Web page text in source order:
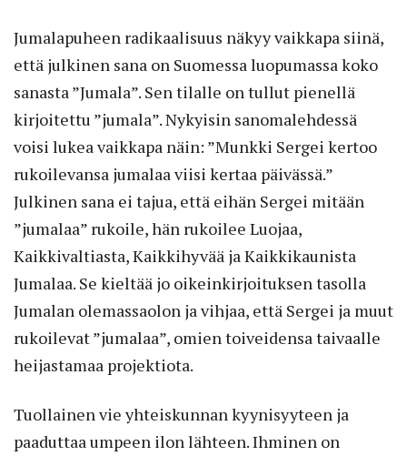
Jumalapuheen radikaalisuus näkyy vaikkapa siinä,
että julkinen sana on Suomessa luopumassa koko
sanasta ”Jumala”. Sen tilalle on tullut pienellä
kirjoitettu ”jumala”. Nykyisin sanomalehdessä
voisi lukea vaikkapa näin: ”Munkki Sergei kertoo
rukoilevansa jumalaa viisi kertaa päivässä.”
Julkinen sana ei tajua, että eihän Sergei mitään
”jumalaa” rukoile, hän rukoilee Luojaa,
Kaikkivaltiasta, Kaikkihyvää ja Kaikkikaunista
Jumalaa. Se kieltää jo oikeinkirjoituksen tasolla
Jumalan olemassaolon ja vihjaa, että Sergei ja muut
rukoilevat ”jumalaa”, omien toiveidensa taivaalle
heijastamaa projektiota.
Tuollainen vie yhteiskunnan kyynisyyteen ja
paaduttaa umpeen ilon lähteen. Ihminen on